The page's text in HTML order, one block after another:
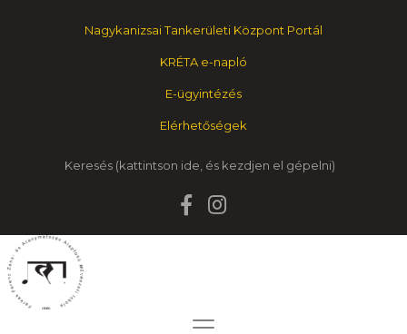
Nagykanizsai Tankerületi Központ Portál
KRÉTA e-napló
E-ügyintézés
Elérhetőségek
Keresés